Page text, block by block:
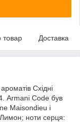
товар Доставка
Східні
Armani Code був
Maisondieu і
ноти серця: